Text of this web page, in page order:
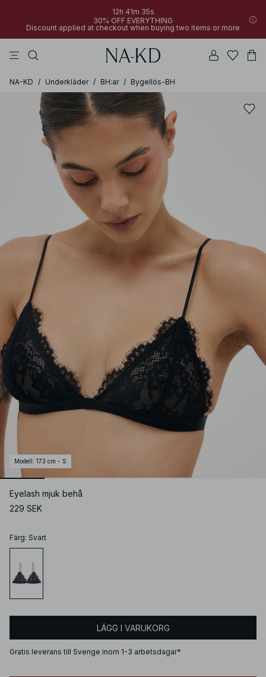
12h 41m 35s
30% OFF EVERYTHING
Discount applied at checkout when buying two items or more
NA-KD / Underkläder / BH:ar / Bygellös-BH
Modell : 173 cm - S
Eyelash mjuk behå
229 SEK
Färg: Svart
LÄGG I VARUKORG
Gratis leverans till Sverige inom 1-3 arbetsdagar*